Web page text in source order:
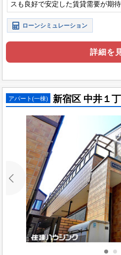
スも良好で安定した賃貸需要が期
により継続的な収益確保と資産形
ローンシミュレーション
詳細を
アパート(一棟) 新宿区 中井１丁